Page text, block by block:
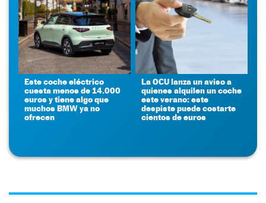
Este coche eléctrico
cuesta menos de 14.000
euros y tiene algo que
muchos BMW ya no
ofrecen
La OCU lanza un aviso a
quienes alquilen un coche
este verano: este
despiste puede costarte
cientos de euros